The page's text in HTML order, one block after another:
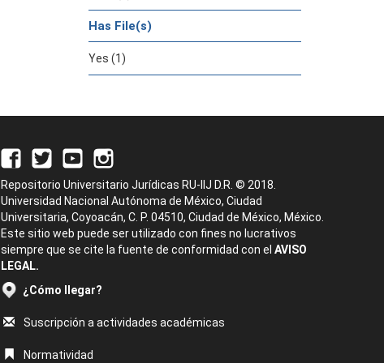
Has File(s)
Yes (1)
Repositorio Universitario Jurídicas RU-IIJ D.R. © 2018.
Universidad Nacional Autónoma de México, Ciudad
Universitaria, Coyoacán, C. P. 04510, Ciudad de México, México.
Este sitio web puede ser utilizado con fines no lucrativos
siempre que se cite la fuente de conformidad con el AVISO
LEGAL.
¿Cómo llegar?
Suscripción a actividades académicas
Normatividad